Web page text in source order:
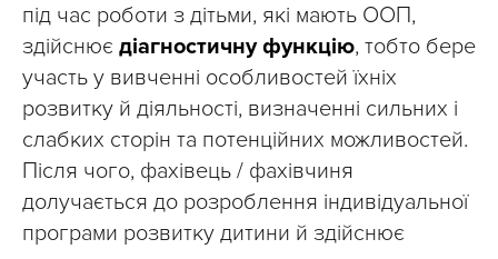
під час роботи з дітьми, які мають ООП,
здійснює діагностичну функцію, тобто бере
участь у вивченні особливостей їхніх
розвитку й діяльності, визначенні сильних і
слабких сторін та потенційних можливостей.
Після чого, фахівець / фахівчиня
долучається до розроблення індивідуальної
програми розвитку дитини й здійснює